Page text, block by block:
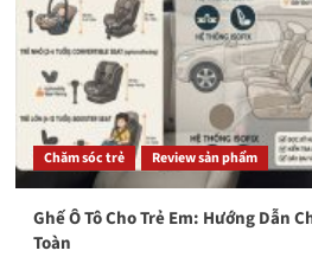
Chăm sóc trẻ Review sản phẩm
Ghế Ô Tô Cho Trẻ Em: Hướng Dẫn
Toàn